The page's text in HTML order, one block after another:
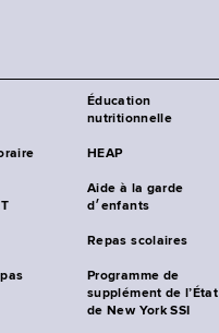
Éducation
nutritionnelle
HEAP
Aide à la garde
d׳enfants
Repas scolaires
Programme de
supplément de l’État
de New York SSI